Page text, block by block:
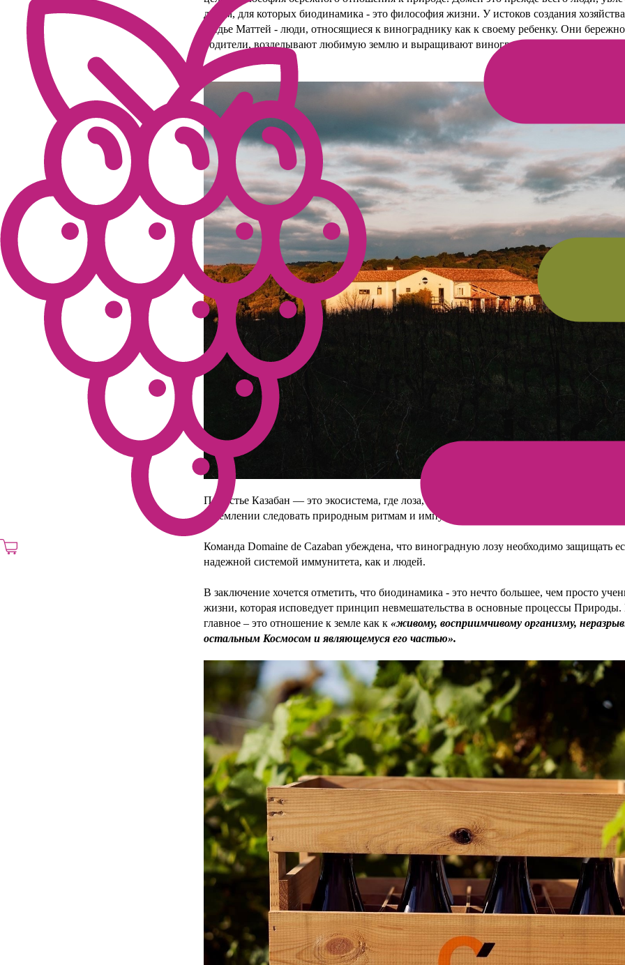
делом, для которых биодинамика - это философия жизни. У истоков создания
Дидье Маттей - люди, относящиеся к винограднику как к своему ребенку. Они
родители, возделывают любимую землю и выращивают виноградную лозу.
Поместье Казабан — это экосистема, где лоза, люди, представители флоры и фауны
стремлении следовать природным ритмам и импульсам.
Команда Domaine de Cazaban убеждена, что виноградную лозу необходимо защищать
надежной системой иммунитета, как и людей.
В заключение хочется отметить, что биодинамика - это нечто большее, чем просто
жизни, которая исповедует принцип невмешательства в основные процессы
главное – это отношение к земле как к «живому, восприимчивому организму,
остальным Космосом и являющемуся его частью».